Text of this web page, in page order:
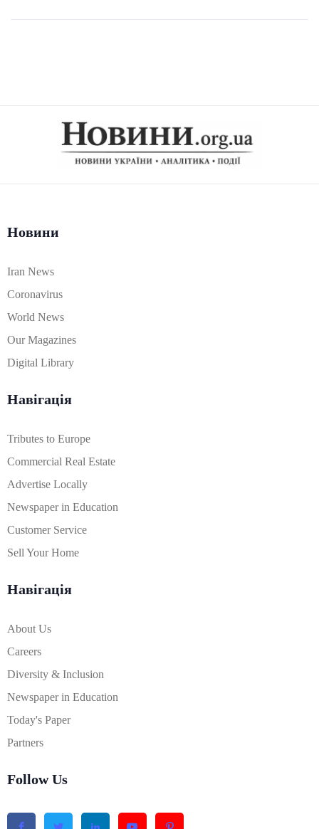
Новини
Iran News
Coronavirus
World News
Our Magazines
Digital Library
Навігація
Tributes to Europe
Commercial Real Estate
Advertise Locally
Newspaper in Education
Customer Service
Sell Your Home
Навігація
About Us
Careers
Diversity & Inclusion
Newspaper in Education
Today's Paper
Partners
Follow Us